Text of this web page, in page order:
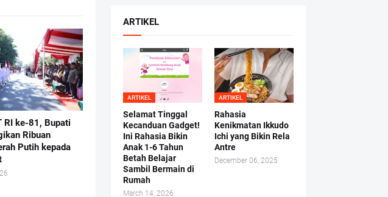
RI ke-81, Bupati
Ribuan
Putih kepada
ARTIKEL
ARTIKEL
Selamat Tinggal
Kecanduan Gadget!
Ini Rahasia Bikin
Anak 1-6 Tahun
Betah Belajar
Sambil Bermain di
Rumah
March 14, 2026
ARTIKEL
Rahasia
Kenikmatan Ikkudo
Ichi yang Bikin Rela
Antre
December 06, 2025